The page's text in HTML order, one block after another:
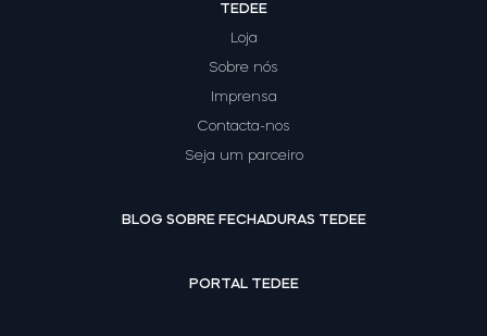
TEDEE
Loja
Sobre nós
Imprensa
Contacta-nos
Seja um parceiro
BLOG SOBRE FECHADURAS TEDEE
PORTAL TEDEE